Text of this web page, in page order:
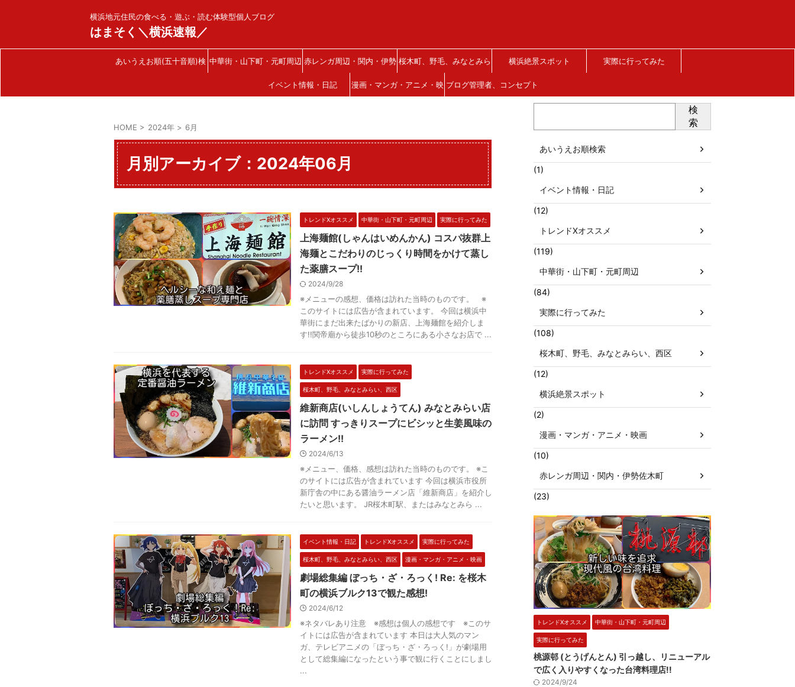
横浜地元住民の食べる・遊ぶ・読む体験型個人ブログ
はまそく＼横浜速報／
あいうえお順(五十音順)検 中華街・山下町・元町周辺 赤レンガ周辺・関内・伊勢
佐木町
桜木町、野毛、みなとみら
い、西区
横浜絶景スポット 実際に行ってみた
イベント情報・日記 漫画・マンガ・アニメ・映 ブログ管理者、コンセプト
HOME > 2024年 > 6月
月別アーカイブ：2024年06月
トレンドXオススメ 中華街・山下町・元町周辺 実際に行ってみた
上海麺館(しゃんはいめんかん) コスパ抜群上
海麺とこだわりのじっくり時間をかけて蒸し
た薬膳スープ!!
2024/9/28
※メニューの感想、価格は訪れた当時のものです。 ※
このサイトには広告が含まれています。 今回は横浜中
華街にまだ出来たばかりの新店、上海麺館を紹介しま
す!!関帝廟から徒歩10秒のところにある小さなお店で ...
トレンドXオススメ 実際に行ってみた
桜木町、野毛、みなとみらい、西区
維新商店(いしんしょうてん) みなとみらい店
に訪問 すっきりスープにビシッと生姜風味の
ラーメン!!
2024/6/13
※メニュー、価格、感想は訪れた当時のものです。 ※こ
のサイトには広告が含まれています 今回は横浜市役所
新庁舎の中にある醤油ラーメン店「維新商店」を紹介し
たいと思います。 JR桜木町駅、またはみなとみら ...
イベント情報・日記 トレンドXオススメ 実際に行ってみた
桜木町、野毛、みなとみらい、西区 漫画・マンガ・アニメ・映画
劇場総集編 ぼっち・ざ・ろっく! Re: を桜木
町の横浜ブルク13で観た感想!
2024/6/12
※ネタバレあり注意 ※感想は個人の感想です ※このサ
イトには広告が含まれています 本日は大人気のマン
ガ、テレビアニメの「ぼっち・ざ・ろっく!」が劇場用
として総集編になったという事で観に行くことにしまし
...
検
索
あいうえお順検索
(1)
イベント情報・日記
(12)
トレンドXオススメ
(119)
中華街・山下町・元町周辺
(84)
実際に行ってみた
(108)
桜木町、野毛、みなとみらい、西区
(12)
横浜絶景スポット
(2)
漫画・マンガ・アニメ・映画
(10)
赤レンガ周辺・関内・伊勢佐木町
(23)
トレンドXオススメ 中華街・山下町・元町周辺
実際に行ってみた
桃源邨 (とうげんとん) 引っ越し、リニューアル
で広く入りやすくなった台湾料理店!!
2024/9/24